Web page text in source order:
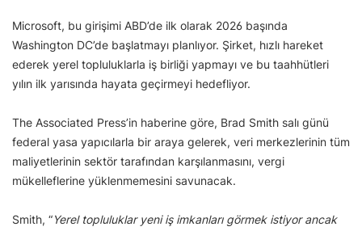
Microsoft, bu girişimi ABD’de ilk olarak 2026 başında
Washington DC’de başlatmayı planlıyor. Şirket, hızlı hareket
ederek yerel topluluklarla iş birliği yapmayı ve bu taahhütleri
yılın ilk yarısında hayata geçirmeyi hedefliyor.
The Associated Press’in haberine göre, Brad Smith salı günü
federal yasa yapıcılarla bir araya gelerek, veri merkezlerinin tüm
maliyetlerinin sektör tarafından karşılanmasını, vergi
mükelleflerine yüklenmemesini savunacak.
Smith, “Yerel topluluklar yeni iş imkanları görmek istiyor ancak